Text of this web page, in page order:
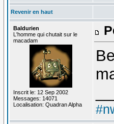
Revenir en haut
Baldurien
L'homme qui chutait sur le
macadam
Inscrit le: 12 Sep 2002
Messages: 14071
Localisation: Quadran Alpha